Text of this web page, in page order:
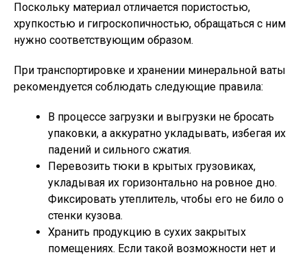
Поскольку материал отличается пористостью,
хрупкостью и гигроскопичностью, обращаться с ним
нужно соответствующим образом.
При транспортировке и хранении минеральной ваты
рекомендуется соблюдать следующие правила:
В процессе загрузки и выгрузки не бросать
упаковки, а аккуратно укладывать, избегая их
падений и сильного сжатия.
Перевозить тюки в крытых грузовиках,
укладывая их горизонтально на ровное дно.
Фиксировать утеплитель, чтобы его не било о
стенки кузова.
Хранить продукцию в сухих закрытых
помещениях. Если такой возможности нет и